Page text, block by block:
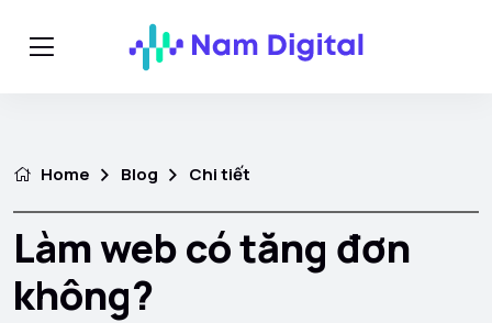
Home Blog Chi tiết
Làm web có tăng đơn
không?